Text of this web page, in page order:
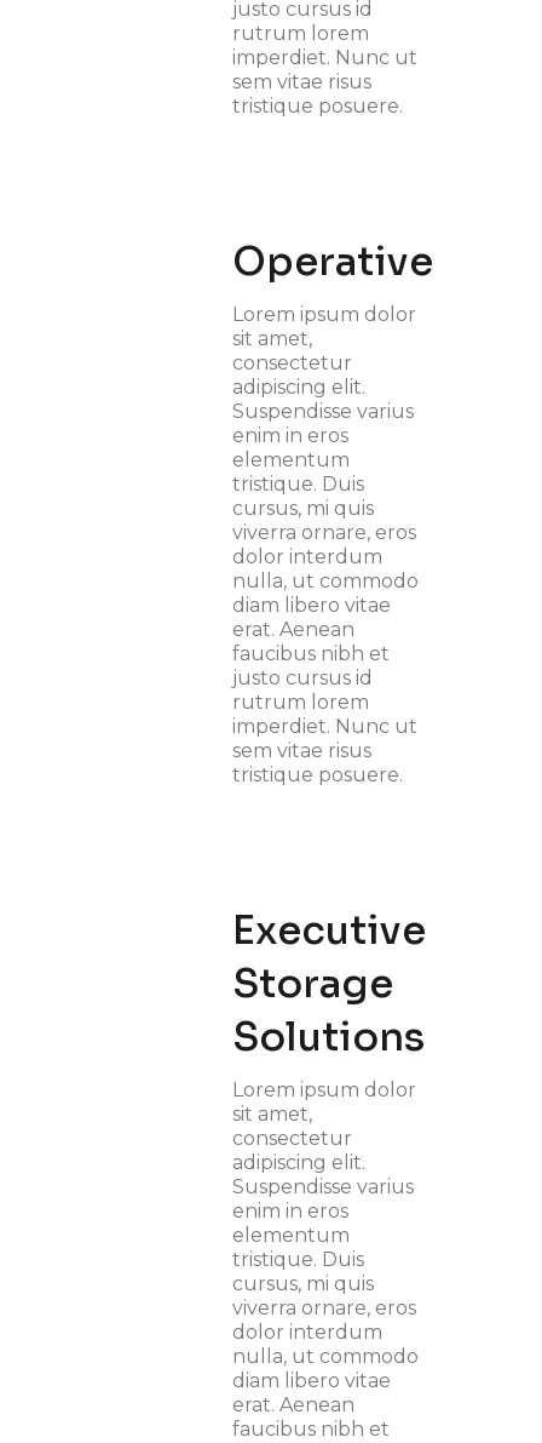
justo cursus id
rutrum lorem
imperdiet. Nunc ut
sem vitae risus
tristique posuere.
Operative
Lorem ipsum dolor
sit amet,
consectetur
adipiscing elit.
Suspendisse varius
enim in eros
elementum
tristique. Duis
cursus, mi quis
viverra ornare, eros
dolor interdum
nulla, ut commodo
diam libero vitae
erat. Aenean
faucibus nibh et
justo cursus id
rutrum lorem
imperdiet. Nunc ut
sem vitae risus
tristique posuere.
Executive
Storage
Solutions
Lorem ipsum dolor
sit amet,
consectetur
adipiscing elit.
Suspendisse varius
enim in eros
elementum
tristique. Duis
cursus, mi quis
viverra ornare, eros
dolor interdum
nulla, ut commodo
diam libero vitae
erat. Aenean
faucibus nibh et